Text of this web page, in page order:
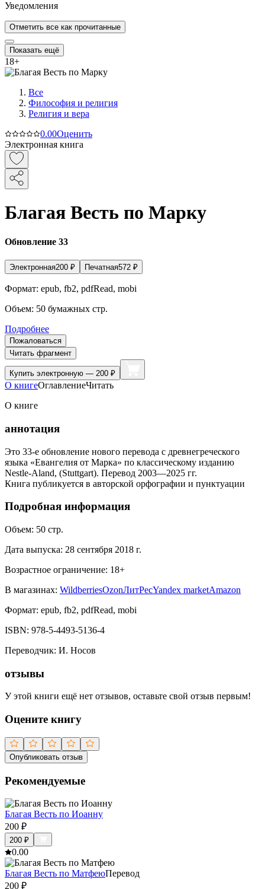
Уведомления
Отметить все как прочитанные
Показать ещё
18+
Все
Философия и религия
Религия и вера
0.00Оценить
Электронная книга
Благая Весть по Марку
Обновление 33
Электронная200 ₽ Печатная572 ₽
Формат: epub, fb2, pdfRead, mobi
Объем: 50 бумажных стр.
Подробнее
Пожаловаться
Читать фрагмент
Купить электронную — 200 ₽
О книгеОглавлениеЧитать
О книге
аннотация
Это 33-е обновление нового перевода с древнегреческого
языка «Евангелия от Марка» по классическому изданию
Nestle-Aland, (Stuttgart). Перевод 2003—2025 гг.
Книга публикуется в авторской орфографии и пунктуации
Подробная информация
Объем: 50 стр.
Дата выпуска: 28 сентября 2018 г.
Возрастное ограничение: 18+
В магазинах: WildberriesOzonЛитРесYandex marketAmazon
Формат: epub, fb2, pdfRead, mobi
ISBN: 978-5-4493-5136-4
Переводчик: И. Носов
отзывы
У этой книги ещё нет отзывов, оставьте свой отзыв первым!
Оцените книгу
Опубликовать отзыв
Рекомендуемые
Благая Весть по Иоанну
200 ₽
200 ₽
0.00
Благая Весть по МатфеюПеревод
200 ₽